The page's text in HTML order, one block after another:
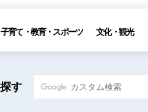
子育て・教育・スポーツ 文化・観光
す